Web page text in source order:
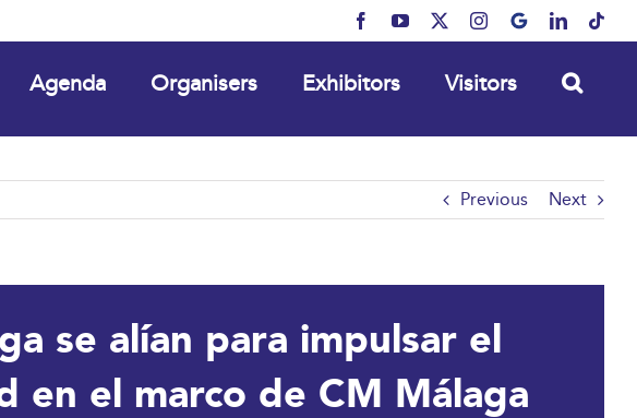
FacebookYouTube Instagram
MyBusinessLinkedIn
Agenda Organisers Exhibitors Visitors
Previous Next
se alían para impulsar el
en el marco de CM Málaga